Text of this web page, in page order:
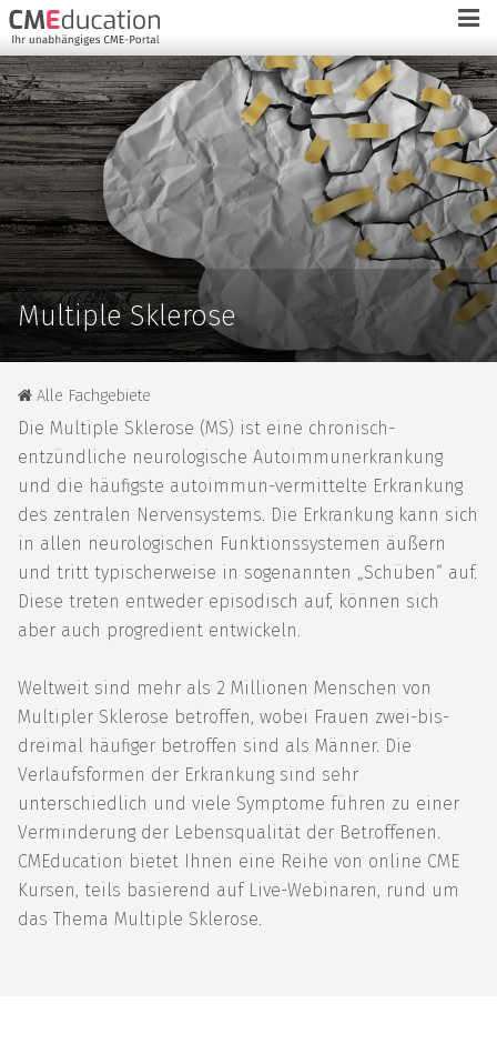
Multiple Sklerose
Alle Fachgebiete
Die Multiple Sklerose (MS) ist eine chronisch-
entzündliche neurologische Autoimmunerkrankung
und die häufigste autoimmun-vermittelte Erkrankung
des zentralen Nervensystems. Die Erkrankung kann sich
in allen neurologischen Funktionssystemen äußern
und tritt typischerweise in sogenannten „Schüben“ auf.
Diese treten entweder episodisch auf, können sich
aber auch progredient entwickeln.
Weltweit sind mehr als 2 Millionen Menschen von
Multipler Sklerose betroffen, wobei Frauen zwei-bis-
dreimal häufiger betroffen sind als Männer. Die
Verlaufsformen der Erkrankung sind sehr
unterschiedlich und viele Symptome führen zu einer
Verminderung der Lebensqualität der Betroffenen.
CMEducation bietet Ihnen eine Reihe von online CME
Kursen, teils basierend auf Live-Webinaren, rund um
das Thema Multiple Sklerose.